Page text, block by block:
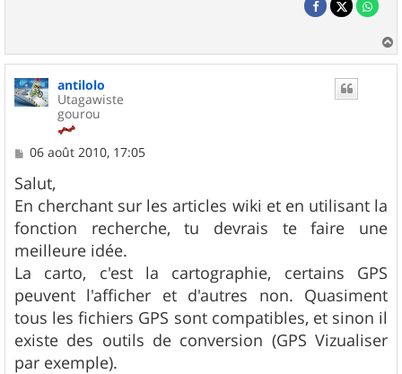
a
antilolo
Utagawiste
gourou
M
s
s
a
g
e
06 août 2010, 17:05
Salut,
En cherchant sur les articles wiki et en utilisant la
fonction recherche, tu devrais te faire une
meilleure idée.
La carto, c'est la cartographie, certains GPS
peuvent l'afficher et d'autres non. Quasiment
tous les fichiers GPS sont compatibles, et sinon il
existe des outils de conversion (GPS Vizualiser
par exemple).